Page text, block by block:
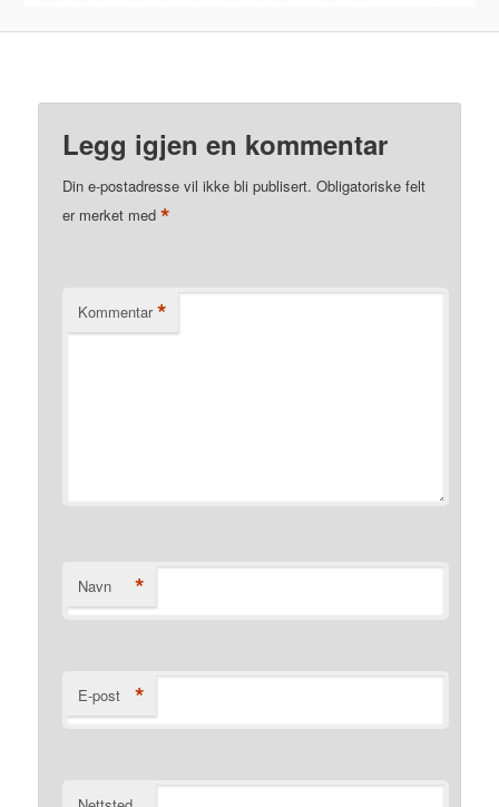
Legg igjen en kommentar
Din e-postadresse vil ikke bli publisert. Obligatoriske felt
er merket med*
Kommentar *
Navn *
E-post *